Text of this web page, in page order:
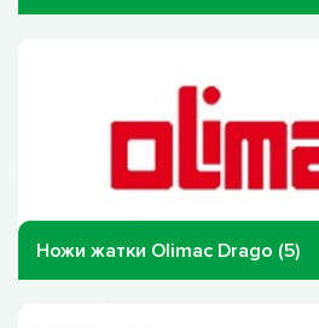
Ножи жатки Olimac Drago (5)